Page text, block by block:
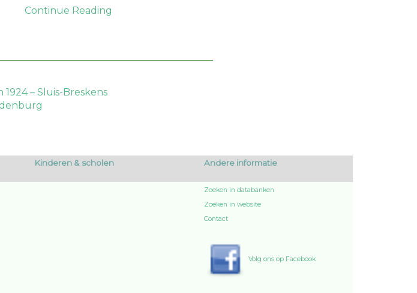
Continue Reading
– Sluis-Breskens
Kinderen & scholen Andere informatie
Zoeken in databanken
Zoeken in website
Contact
Volg ons op Facebook